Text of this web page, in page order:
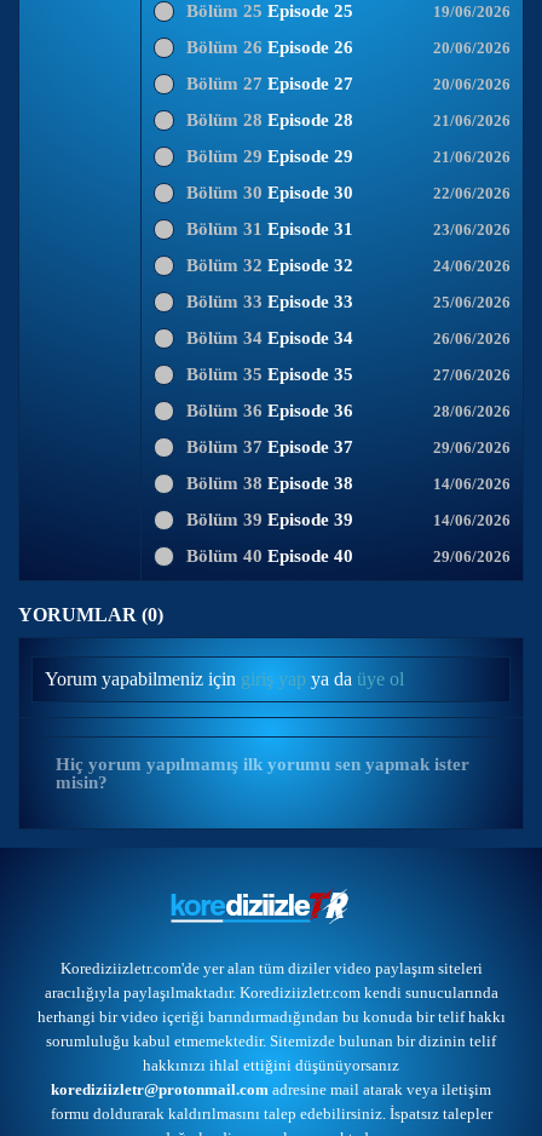
Bölüm 25 Episode 25 19/06/2026
Bölüm 26 Episode 26 20/06/2026
Bölüm 27 Episode 27 20/06/2026
Bölüm 28 Episode 28 21/06/2026
Bölüm 29 Episode 29 21/06/2026
Bölüm 30 Episode 30 22/06/2026
Bölüm 31 Episode 31 23/06/2026
Bölüm 32 Episode 32 24/06/2026
Bölüm 33 Episode 33 25/06/2026
Bölüm 34 Episode 34 26/06/2026
Bölüm 35 Episode 35 27/06/2026
Bölüm 36 Episode 36 28/06/2026
Bölüm 37 Episode 37 29/06/2026
Bölüm 38 Episode 38 14/06/2026
Bölüm 39 Episode 39 14/06/2026
Bölüm 40 Episode 40 29/06/2026
YORUMLAR (0)
Yorum yapabilmeniz için giriş yap ya da üye ol
Hiç yorum yapılmamış ilk yorumu sen yapmak ister
misin?
Korediziizletr.com'de yer alan tüm diziler video paylaşım siteleri
aracılığıyla paylaşılmaktadır. Korediziizletr.com kendi sunucularında
herhangi bir video içeriği barındırmadığından bu konuda bir telif hakkı
sorumluluğu kabul etmemektedir. Sitemizde bulunan bir dizinin telif
hakkınızı ihlal ettiğini düşünüyorsanız
korediziizletr@protonmail.com adresine mail atarak veya iletişim
formu doldurarak kaldırılmasını talep edebilirsiniz. İspatsız talepler